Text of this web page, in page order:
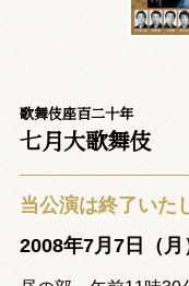
歌舞伎座百二十年
七月大歌舞伎
当公演は終了いた
2008年7月7日（月